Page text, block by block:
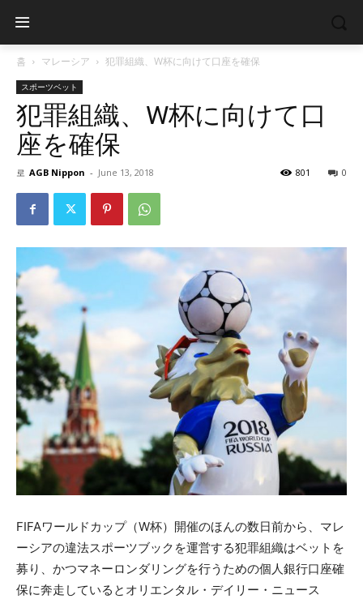
홈 マレーシア 犯罪組織、W杯に向けて口座を確保
スポーツベット
犯罪組織、W杯に向けて口
座を確保
로 AGB Nippon - June 13, 2018 0
801
FIFAワールドカップ（W杯）開催のほんの数日前から、マレ
ーシアの違法スポーツブックを運営する犯罪組織はベットを
募り、かつマネーロンダリングを行うための個人銀行口座確
保に奔走しているとオリエンタル・デイリー・ニュース